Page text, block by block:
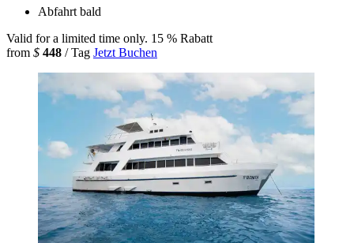
Abfahrt bald
Valid for a limited time only. 15 % Rabatt
from $ 448 / Tag Jetzt Buchen